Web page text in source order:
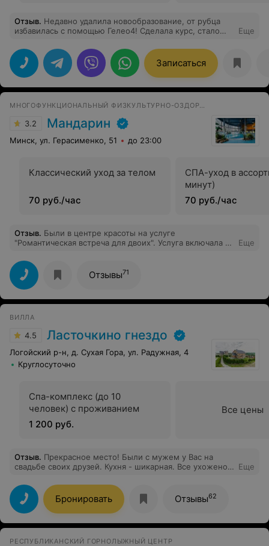
Отзыв. Недавно удалила новообразование, от рубца
избавилась с помощью Гелео4! Сделала курс, стало
раз.
Еще
Записаться
3.2 Мандарин
Минск, ул. Герасименко, 51 до 23:00
Классический уход за телом
70 руб./час
СПА-уход в
минут)
70 руб./час
Отзыв. Были в центре красоты на услуге
"Романтическая встреча для двоих". Услуга включала в
Всё было великолепно! Очень вежливый и приятный
персонал! При наступлении холодов и сезона простуд
процедура просто отличная, и цены доступные. Будем
ходить чаще и всем рекомендую.
Еще
Отзывы71
ВИЛЛА
4.5 Ласточкино гнездо
Логойский р-н, д. Сухая Гора, ул. Радужная, 4
Круглосуточно
Спа-комплекс (до 10
человек) с проживанием
1 200 руб.
Все цены
Отзыв. Прекрасное место! Были с мужем у Вас на
свадьбе своих друзей. Кухня - шикарная. Все ухожено,
Еще
Бронировать Отзывы62
РЕСПУБЛИКАНСКИЙ ГОРНОЛЫЖНЫЙ ЦЕНТР